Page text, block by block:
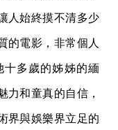
人始終摸不清多少
的電影，非常個人
十多歲的姊姊的緬
力和童真的自信，
界與娛樂界立足的